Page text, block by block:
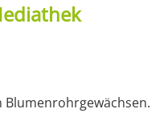
Blumenrohrgewächsen.